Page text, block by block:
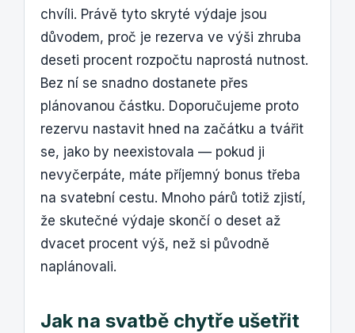
chvíli. Právě tyto skryté výdaje jsou
důvodem, proč je rezerva ve výši zhruba
deseti procent rozpočtu naprostá nutnost.
Bez ní se snadno dostanete přes
plánovanou částku. Doporučujeme proto
rezervu nastavit hned na začátku a tvářit
se, jako by neexistovala — pokud ji
nevyčerpáte, máte příjemný bonus třeba
na svatební cestu. Mnoho párů totiž zjistí,
že skutečné výdaje skončí o deset až
dvacet procent výš, než si původně
naplánovali.
Jak na svatbě chytře ušetřit